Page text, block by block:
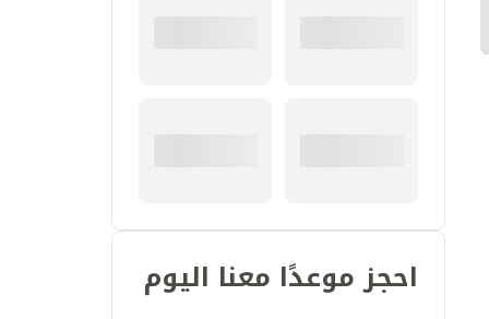
احجز موعدًا معنا اليوم